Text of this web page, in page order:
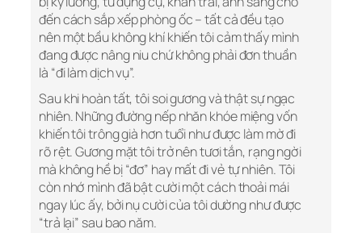
đến cách sắp xếp phòng ốc – tất cả đều tạo
nên một bầu không khí khiến tôi cảm thấy mình
đang được nâng niu chứ không phải đơn thuần
là “đi làm dịch vụ”.
Sau khi hoàn tất, tôi soi gương và thật sự ngạc
nhiên. Những đường nếp nhăn khóe miệng vốn
khiến tôi trông già hơn tuổi như được làm mờ đi
rõ rệt. Gương mặt tôi trở nên tươi tắn, rạng ngời
mà không hề bị “đơ” hay mất đi vẻ tự nhiên. Tôi
còn nhớ mình đã bật cười một cách thoải mái
ngay lúc ấy, bởi nụ cười của tôi dường như được
“trả lại” sau bao năm.